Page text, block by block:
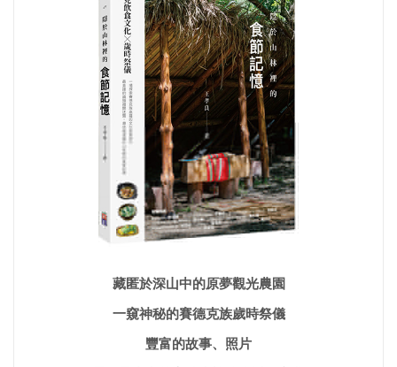
藏匿於深山中的原夢觀光農園
一窺神秘的賽德克族歲時祭儀
豐富的故事、照片